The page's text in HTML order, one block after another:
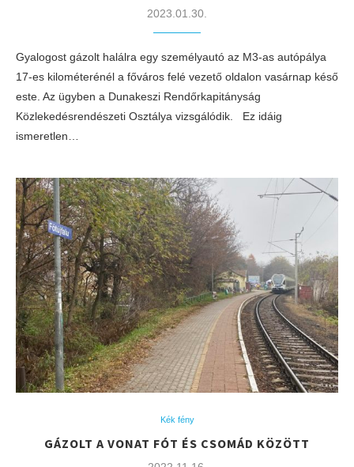
2023.01.30.
Gyalogost gázolt halálra egy személyautó az M3-as autópálya
17-es kilométerénél a főváros felé vezető oldalon vasárnap késő
este. Az ügyben a Dunakeszi Rendőrkapitányság
Közlekedésrendészeti Osztálya vizsgálódik. Ez idáig
ismeretlen…
Kék fény
GÁZOLT A VONAT FÓT ÉS CSOMÁD KÖZÖTT